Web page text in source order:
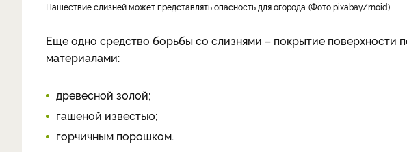
нашествие слизней может представлять опасность для огорода. Фото pixabay/rnoid
Еще одно средство борьбы со слизнями – покрытие поверхности
материалами:
древесной золой;
гашеной известью;
горчичным порошком.